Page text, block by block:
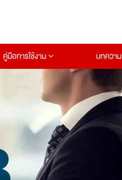
คู่มือการใช้งาน บทความ